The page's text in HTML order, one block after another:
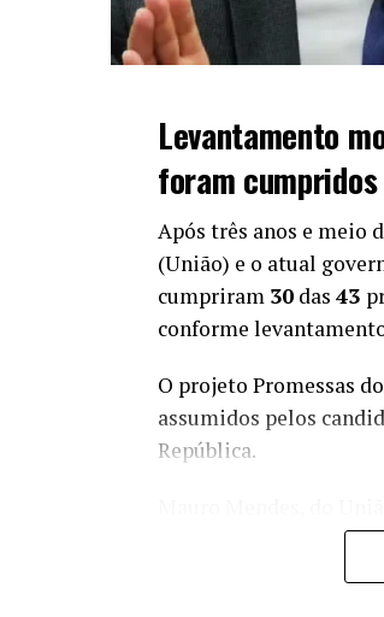
Levantamento
foram
Após três anos e meio
(União) e o atual
cumpriram 30 das 43
conforme
O projeto Promessas
assumidos pelos
República.
Otaviano Pivetta